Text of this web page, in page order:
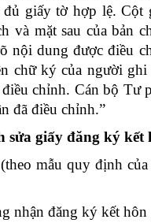
đủ giấy tờ hợp lệ. Cột
và mặt sau của bản
nội dung được điều
chữ ký của người ghi
chỉnh. Cán bộ Tư
đã điều chỉnh.”
giấy đăng ký kết
mẫu quy định của
đăng ký kết hôn